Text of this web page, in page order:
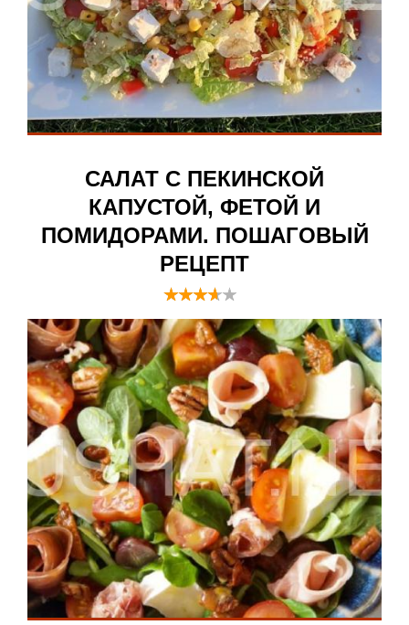
САЛАТ С ПЕКИНСКОЙ
КАПУСТОЙ, ФЕТОЙ И
ПОМИДОРАМИ. ПОШАГОВЫЙ
РЕЦЕПТ